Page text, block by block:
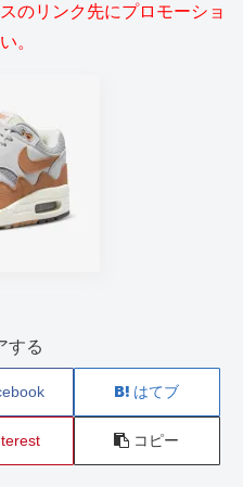
のリンク先にプロモーショ
。
する
はてブ
コピー